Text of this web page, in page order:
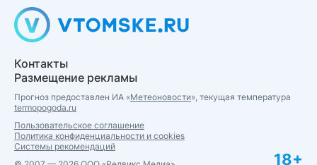
Контакты
Размещение рекламы
Прогноз предоставлен ИА «Метеоновости», текущая температура
termopogoda.ru
Пользовательское соглашение
Политика конфиденциальности и cookies
Системы рекомендаций
18+